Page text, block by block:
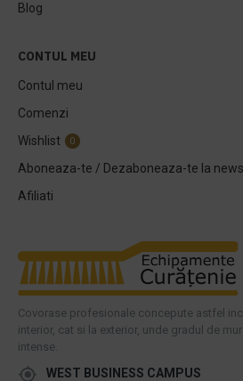
Blog
CONTUL MEU
Contul meu
Comenzi
Wishlist
0
Aboneaza-te / Dezaboneaza-te la
Afiliati
Covorase profesionale concepute astfel
interior, cat si la exterior, unde gradul de
intense.
WEST BUSINESS CAMPUS